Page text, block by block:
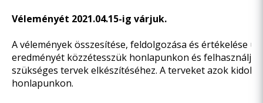
Véleményét 2021.04.15-ig várjuk.
A vélemények összesítése, feldolgozása és értékelése
eredményét közzétesszük honlapunkon és
szükséges tervek elkészítéséhez. A terveket azok
honlapunkon.